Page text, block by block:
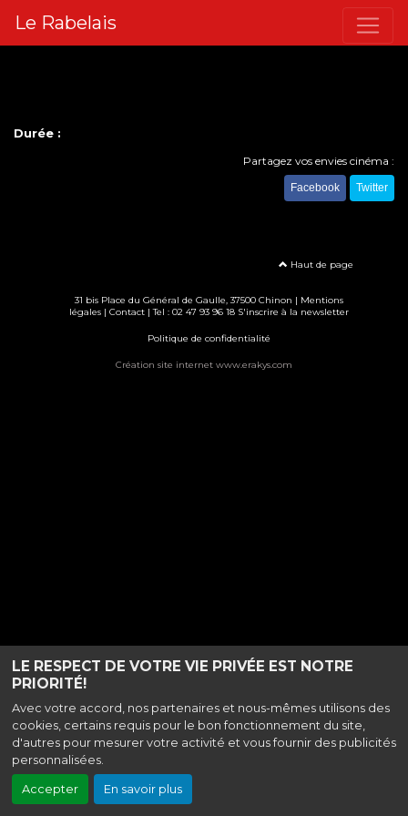
LE RESPECT DE VOTRE VIE PRIVÉE EST NOTRE
PRIORITÉ!
Avec votre accord, nos partenaires et nous-mêmes utilisons des
cookies, certains requis pour le bon fonctionnement du site,
d'autres pour mesurer votre activité et vous fournir des publicités
personnalisées.
Accepter En savoir plus
Le Rabelais
Durée :
Partagez vos envies cinéma :
Facebook Twitter
Haut de page
31 bis Place du Général de Gaulle, 37500 Chinon | Mentions
légales| Contact| Tel : 02 47 93 96 18 S'inscrire à la newsletter
Politique de confidentialité
Création site internet www.erakys.com